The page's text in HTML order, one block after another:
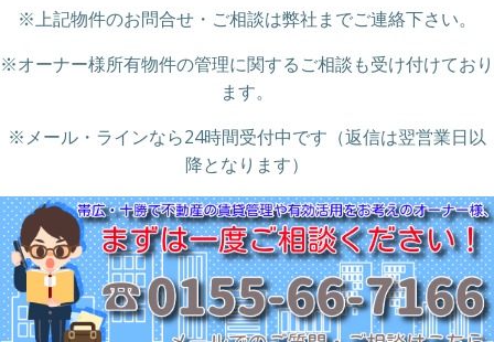
※上記物件のお問合せ・ご相談は弊社までご連絡下さい。
※オーナー様所有物件の管理に関するご相談も受け付けており
ます。
※メール・ラインなら24時間受付中です（返信は翌営業日以
降となります）